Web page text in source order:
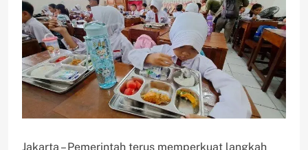
Jakarta – Pemerintah terus memperkuat langkah